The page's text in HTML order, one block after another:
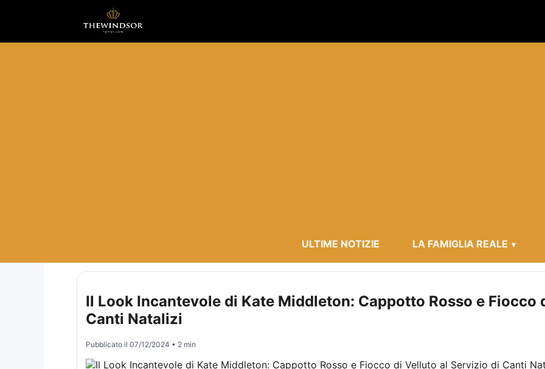
ULTIME NOTIZIE LA FAMIGLIA REALE
Il Look Incantevole di Kate Middleton: Cappotto Rosso e
Canti Natalizi
Pubblicato il 07/12/2024 • 2 min